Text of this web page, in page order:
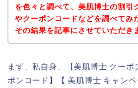
を色々と調べて、美肌博士の割引
やクーポンコードなどを調べてみ
その結果を記事にさせていただき
まず、私自身、【美肌博士 クーポ
ポンコード】【 美肌博士 キャン